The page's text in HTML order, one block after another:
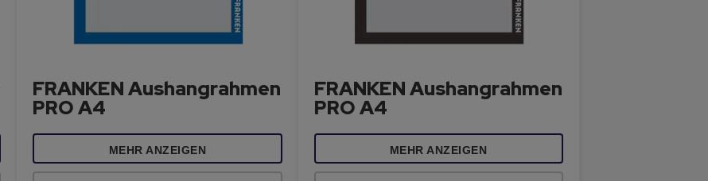
FRANKEN Aushangrahmen
PRO A4
MEHR ANZEIGEN
FRANKEN Aushangrahmen
PRO A4
MEHR ANZEIGEN